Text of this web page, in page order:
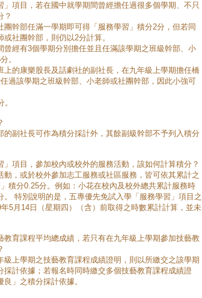
」項目，若在國中就學期間曾經擔任過很多個學期、不只
？
幹部任滿一學期即可得「服務學習」積分2分，但若同
社團幹部，則仍以2分計算。
經有3個學期分別擔任並且任滿該學期之班級幹部、小
。
的康樂股長及話劇社的副社長，在九年級上學期擔任橋
過該學期之班級幹部、小老師或社團幹部，因此小強可
的副社長可作為積分採計外，其餘副級幹部不予列入積分
」項目，參加校內或校外的服務活動，該如何計算積分？
，或於校外參加志工服務或社區服務，皆可依其累計之
積分0.25分。例如：小花在校內及校外總共累計服務時
特別說明的是，五專優先免試入學「服務學習」項目之
5月14日（星期四）（含）前取得之時數累計計算，並未
教育課程平均總成績，若只有在九年級上學期參加技藝教
上學期之技藝教育課程成績證明，則以所繳交之該學期
採計依據；若報名時同時繳交多個技藝教育課程成績證
」之積分採計依據。